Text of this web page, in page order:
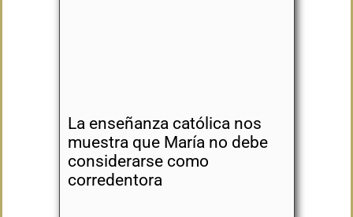
La enseñanza católica nos
muestra que María no debe
considerarse como
corredentora